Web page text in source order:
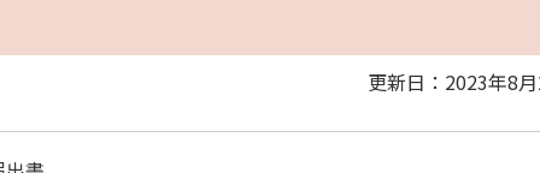
更新日：2023年8